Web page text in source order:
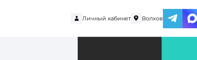
Личный кабинет Волхов